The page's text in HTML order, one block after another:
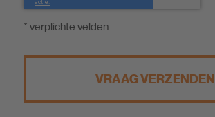
* verplichte velden
VRAAG VERZENDEN